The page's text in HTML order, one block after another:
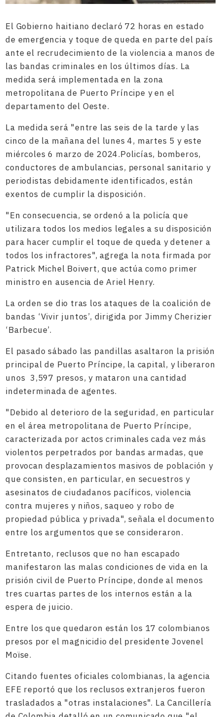
El Gobierno haitiano declaró 72 horas en estado
de emergencia y toque de queda en parte del país
ante el recrudecimiento de la violencia a manos de
las bandas criminales en los últimos días. La
medida será implementada en la zona
metropolitana de Puerto Príncipe y en el
departamento del Oeste.
La medida será "entre las seis de la tarde y las
cinco de la mañana del lunes 4, martes 5 y este
miércoles 6 marzo de 2024.Policías, bomberos,
conductores de ambulancias, personal sanitario y
periodistas debidamente identificados, están
exentos de cumplir la disposición.
"En consecuencia, se ordenó a la policía que
utilizara todos los medios legales a su disposición
para hacer cumplir el toque de queda y detener a
todos los infractores", agrega la nota firmada por
Patrick Michel Boivert, que actúa como primer
ministro en ausencia de Ariel Henry.
La orden se dio tras los ataques de la coalición de
bandas ‘Vivir juntos’, dirigida por Jimmy Cherizier
‘Barbecue’.
El pasado sábado las pandillas asaltaron la prisión
principal de Puerto Príncipe, la capital, y liberaron
unos 3,597 presos, y mataron una cantidad
indeterminada de agentes.
"Debido al deterioro de la seguridad, en particular
en el área metropolitana de Puerto Príncipe,
caracterizada por actos criminales cada vez más
violentos perpetrados por bandas armadas, que
provocan desplazamientos masivos de población y
que consisten, en particular, en secuestros y
asesinatos de ciudadanos pacíficos, violencia
contra mujeres y niños, saqueo y robo de
propiedad pública y privada", señala el documento
entre los argumentos que se consideraron.
Entretanto, reclusos que no han escapado
manifestaron las malas condiciones de vida en la
prisión civil de Puerto Príncipe, donde al menos
tres cuartas partes de los internos están a la
espera de juicio.
Entre los que quedaron están los 17 colombianos
presos por el magnicidio del presidente Jovenel
Moïse.
Citando fuentes oficiales colombianas, la agencia
EFE reportó que los reclusos extranjeros fueron
trasladados a "otras instalaciones". La Cancillería